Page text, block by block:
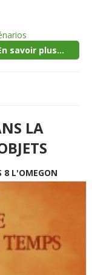
savoir plus...
LA
8 L'OMEGON